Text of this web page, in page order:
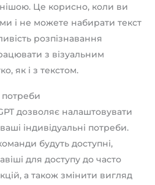
Це корисно, коли ви
і не можете набирати текст
розпізнавання
з візуальним
як і з текстом.
потреби
дозволяє налаштовувати
індивідуальні потреби.
будуть доступні,
для доступу до часто
а також змінити вигляд